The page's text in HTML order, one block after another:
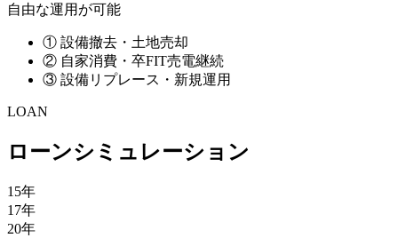
自由な運用が可能
① 設備撤去・土地売却
② 自家消費・卒FIT売電継続
③ 設備リプレース・新規運用
LOAN
ローンシミュレーション
15年
17年
20年